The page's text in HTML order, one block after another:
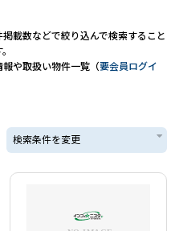
載数などで絞り込んで検索すること
や取扱い物件一覧（要会員ログイ
検索条件を変更